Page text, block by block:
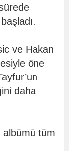
ve Hakan
öne
daha
albümü tüm